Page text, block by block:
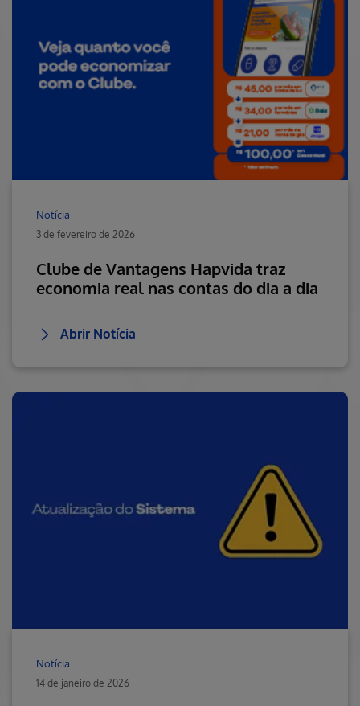
Notícia
3 de fevereiro de 2026
Clube de Vantagens Hapvida traz
economia real nas contas do dia a dia
Abrir Notícia
Notícia
14 de janeiro de 2026